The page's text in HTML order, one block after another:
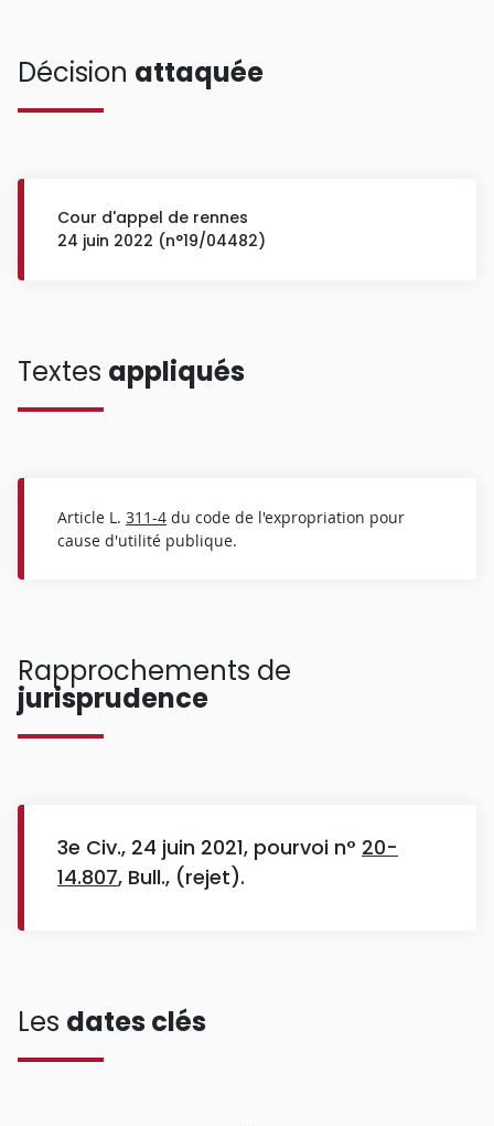
Décision attaquée
Cour d'appel de rennes
24 juin 2022 (n°19/04482)
Textes appliqués
Article L. 311-4 du code de l'expropriation pour
cause d'utilité publique.
Rapprochements de
jurisprudence
3e Civ., 24 juin 2021, pourvoi n° 20-
14.807, Bull., (rejet).
Les dates clés